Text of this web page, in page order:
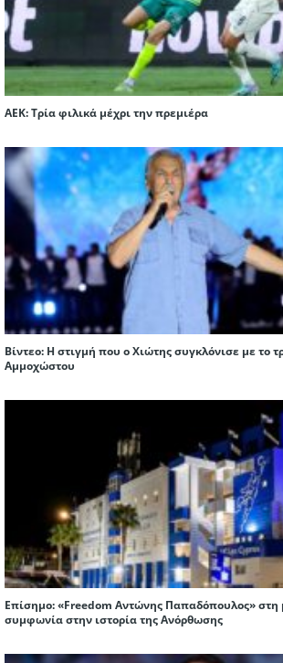
ΑΕΚ: Τρία φιλικά μέχρι την πρεμιέρα
Βίντεο: Η στιγμή που ο Χιώτης συγκλόνισε με το
Αμμοχώστου
Επίσημο: «Freedom Αντώνης Παπαδόπουλος» στη
συμφωνία στην ιστορία της Ανόρθωσης